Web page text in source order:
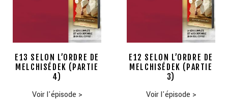
E13 SELON L’ORDRE DE
MELCHISÉDEK (PARTIE
4)
Voir l'épisode >
E12 SELON L’ORDRE DE
MELCHISÉDEK (PARTIE
3)
Voir l'épisode >